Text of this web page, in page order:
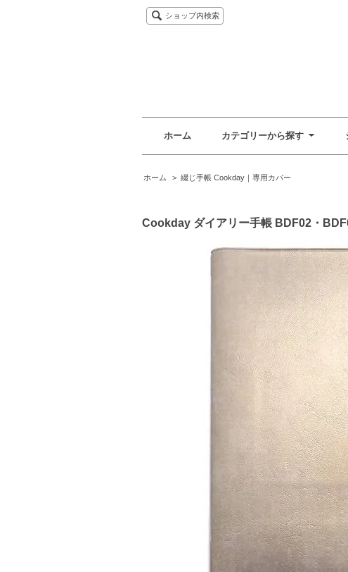
ショップ内検索
ホーム カテゴリーから探す
ホーム > 綴じ手帳 Cookday｜専用カバー
Cookday ダイアリー手帳 BDF02・